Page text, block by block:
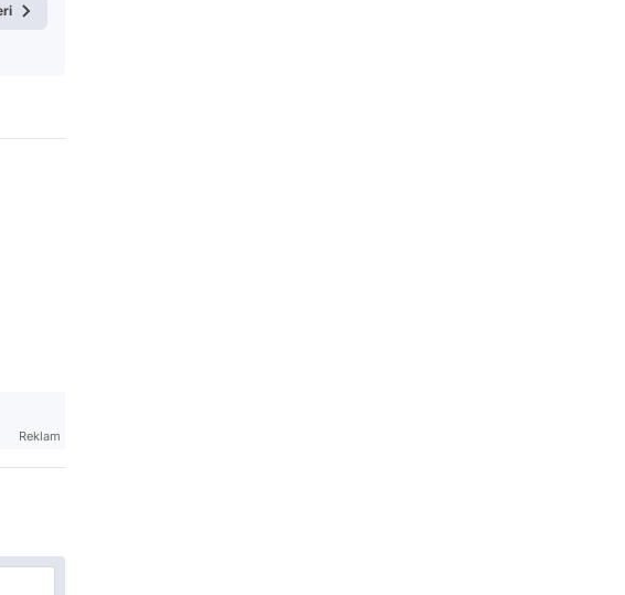
Reklam